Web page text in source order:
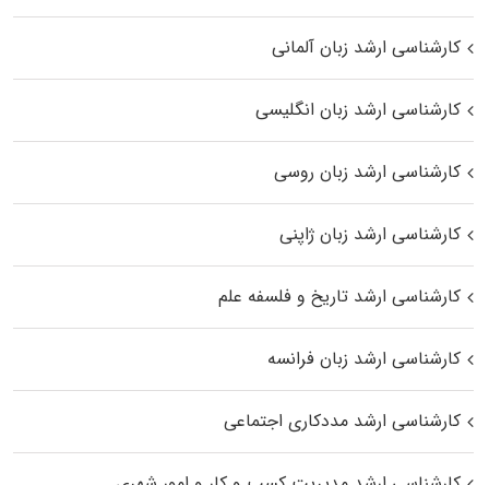
کارشناسی ارشد زبان آلمانی
کارشناسی ارشد زبان انگلیسی
کارشناسی ارشد زبان روسی
کارشناسی ارشد زبان ژاپنی
کارشناسی ارشد تاریخ و فلسفه علم
کارشناسی ارشد زبان فرانسه
کارشناسی ارشد مددکاری اجتماعی